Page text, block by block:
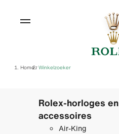
Home/ Winkelzoeker
Rolex-horloges en
accessoires
Air-King